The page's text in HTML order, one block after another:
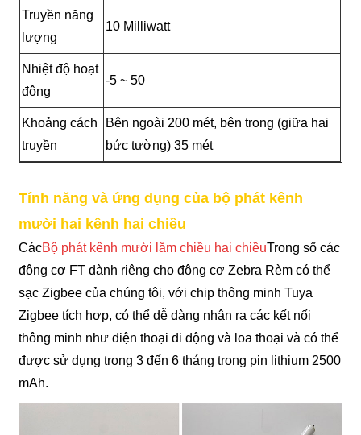
Truyền năng
lượng
10 Milliwatt
Nhiệt độ hoạt
động
-5 ~ 50
Khoảng cách
truyền
Bên ngoài 200 mét, bên trong (giữa hai
bức tường) 35 mét
Tính năng và ứng dụng của bộ phát kênh
mười hai kênh hai chiều
CácBộ phát kênh mười lăm chiều hai chiềuTrong số các
động cơ FT dành riêng cho động cơ Zebra Rèm có thể
sạc Zigbee của chúng tôi, với chip thông minh Tuya
Zigbee tích hợp, có thể dễ dàng nhận ra các kết nối
thông minh như điện thoại di động và loa thoại và có thể
được sử dụng trong 3 đến 6 tháng trong pin lithium 2500
mAh.